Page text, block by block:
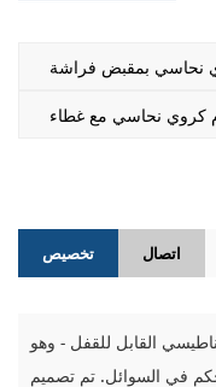
نحاسي بمقبض فراشة
تخصيص اتصال
القابل للقفل - وهو
في السوائل. تم تصميم